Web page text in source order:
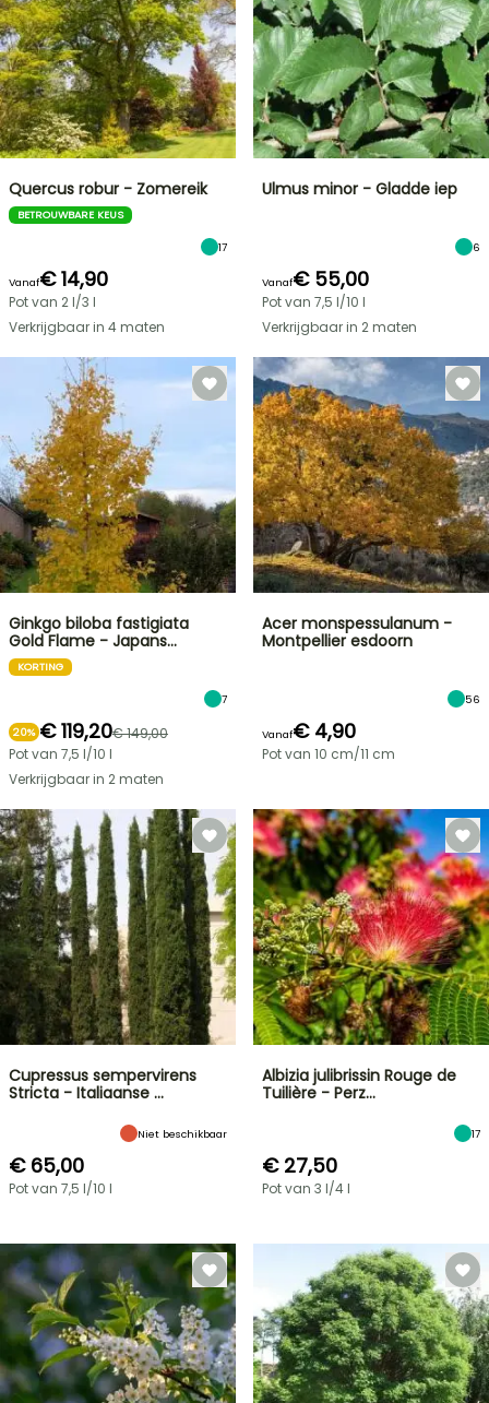
Quercus robur - Zomereik
BETROUWBARE KEUS
17
Vanaf€ 14,90
Pot van 2 l/3 l
Verkrijgbaar in 4 maten
Ulmus minor - Gladde iep
6
Vanaf€ 55,00
Pot van 7,5 l/10 l
Verkrijgbaar in 2 maten
Ginkgo biloba fastigiata
Gold Flame - Japans…
KORTING
7
20% € 119,20€ 149,00
Pot van 7,5 l/10 l
Verkrijgbaar in 2 maten
Acer monspessulanum -
Montpellier esdoorn
56
Vanaf€ 4,90
Pot van 10 cm/11 cm
Cupressus sempervirens
Stricta - Italiaanse …
Niet beschikbaar
€ 65,00
Pot van 7,5 l/10 l
Albizia julibrissin Rouge de
Tuilière - Perz…
17
€ 27,50
Pot van 3 l/4 l